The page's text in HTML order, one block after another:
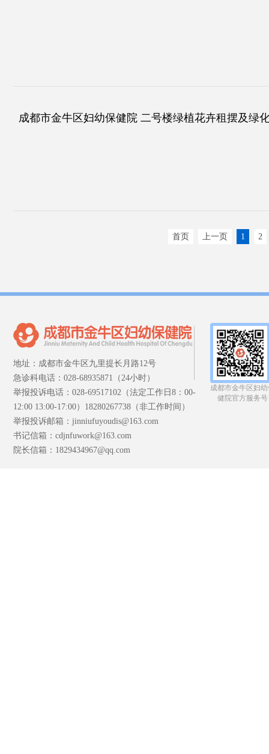
成都市金牛区妇幼保健院 二号楼绿植花卉租摆及绿
首页 上一页 1 2
地址：成都市金牛区九里提长月路12号
急诊科电话：028-68935871（24小时）
举报投诉电话：028-69517102（法定工作日8：00-
12:00 13:00-17:00）18280267738（非工作时间）
举报投诉邮箱：jinniufuyoudis@163.com
书记信箱：cdjnfuwork@163.com
院长信箱：1829434967@qq.com
成都市金牛区妇
健院官方服务号